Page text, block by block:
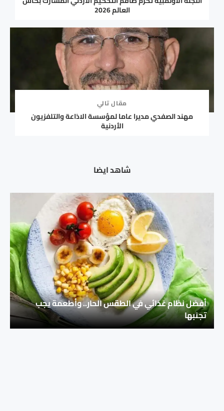
العالم 2026
مقال تالي
مهند الصفدي مديرا عاما لمؤسسة الاذاعة والتلفزيون
الأردنية
شاهد ايضا
أفضل نظام غذائي في الطقس الحار.. وأطعمة يجب
تجنبها